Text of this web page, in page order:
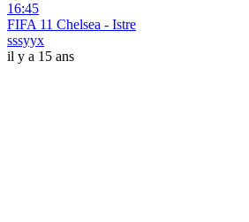
16:45
FIFA 11 Chelsea - Istre
sssyyx
il y a 15 ans